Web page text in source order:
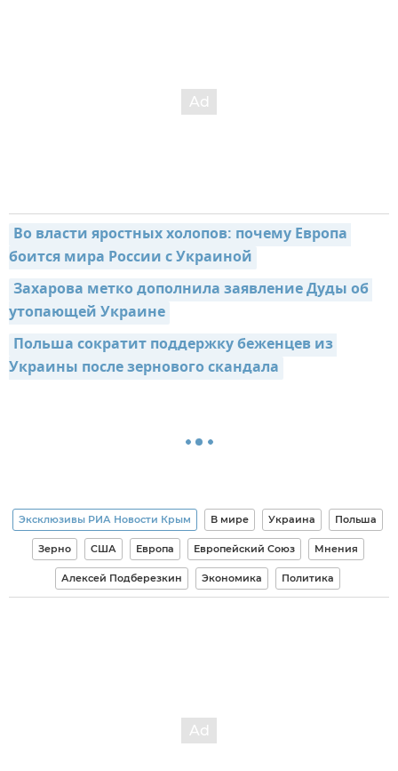
Во власти яростных холопов: почему Европа
боится мира России с Украиной
Захарова метко дополнила заявление Дуды об
утопающей Украине
Польша сократит поддержку беженцев из
Украины после зернового скандала
Эксклюзивы РИА Новости Крым В мире Украина Польша
Зерно США Европа Европейский Союз Мнения
Алексей Подберезкин Экономика Политика